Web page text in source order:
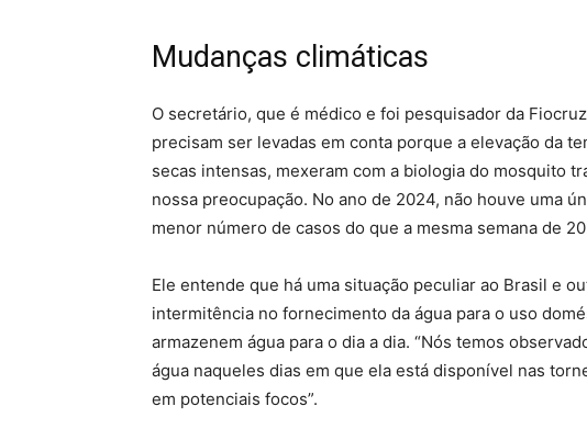
Mudanças climáticas
O secretário, que é médico e foi pesquisador da
precisam ser levadas em conta porque a elevação da
secas intensas, mexeram com a biologia do mosquito
nossa preocupação. No ano de 2024, não houve uma
menor número de casos do que a mesma semana de
Ele entende que há uma situação peculiar ao Brasil e
intermitência no fornecimento da água para o uso
armazenem água para o dia a dia. “Nós temos
água naqueles dias em que ela está disponível nas
em potenciais focos”.